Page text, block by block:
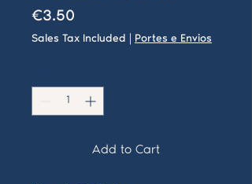
€3.50
Sales Tax Included Portes e Envios
Add to Cart